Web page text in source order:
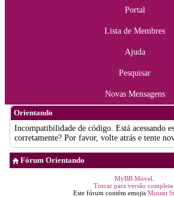
Portal
Lista de Membres
Ajuda
Pesquisar
Novas Mensagens
Orientando
Incompatibilidade de código. Está acessando
corretamente? Por favor, volte atrás e tente
Fórum Orientando
MyBB Móvel
Trocar para versão completa
Este fórum contém emojis Mutant